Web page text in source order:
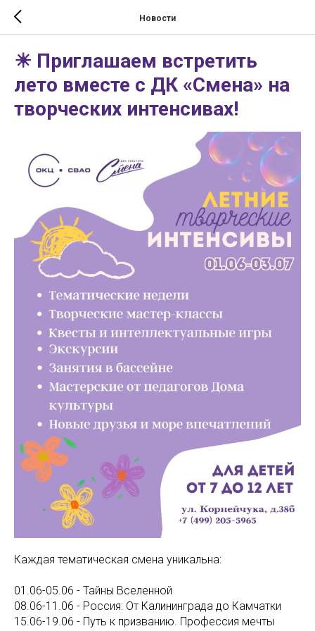
Новости
☀ Приглашаем встретить
лето вместе с ДК «Смена» на
творческих интенсивах!
Каждая тематическая смена уникальна:
01.06-05.06 - Тайны Вселенной
08.06-11.06 - Россия: От Калининграда до Камчатки
15.06-19.06 - Путь к призванию. Профессия мечты